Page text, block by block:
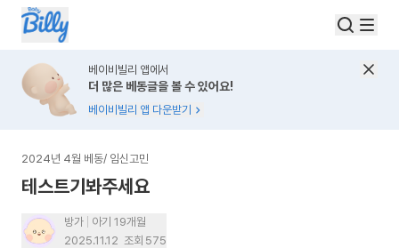
베이비빌리 앱에서
더 많은 베동글을 볼 수 있어요!
베이비빌리 앱 다운받기
2024년 4월 베동/ 임신고민
테스트기봐주세요
방가
아기 19개월
2025.11.12 조회 575